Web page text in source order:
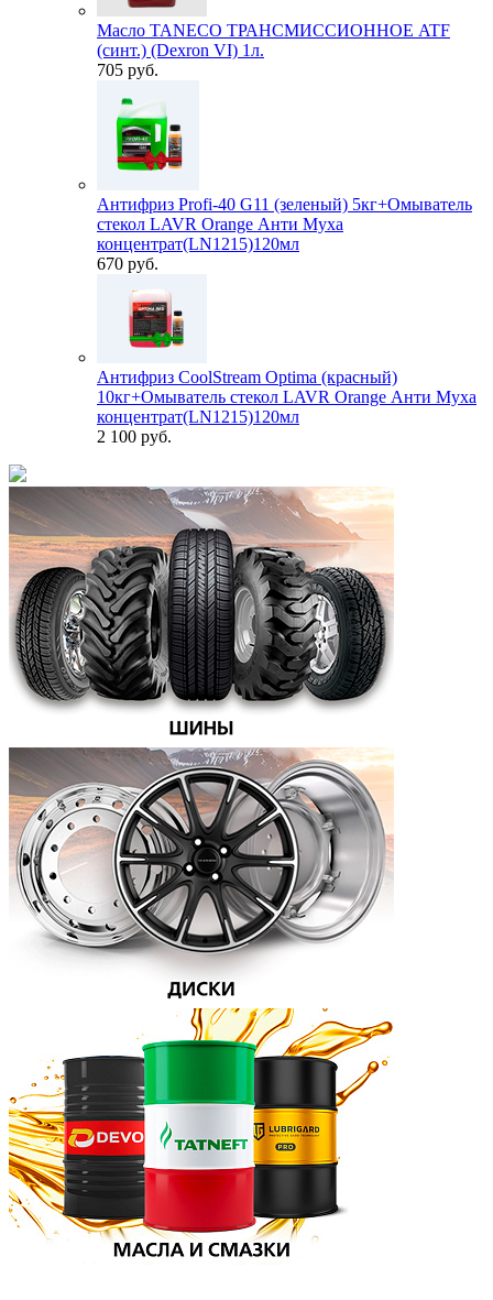
Масло TANECO ТРАНСМИССИОННОЕ ATF
(синт.) (Dexron VI) 1л.
705 руб.
Антифриз Profi-40 G11 (зеленый) 5кг+Омыватель
стекол LAVR Orange Анти Муха
концентрат(LN1215)120мл
670 руб.
Антифриз CoolStream Optima (красный)
10кг+Омыватель стекол LAVR Orange Анти Муха
концентрат(LN1215)120мл
2 100 руб.